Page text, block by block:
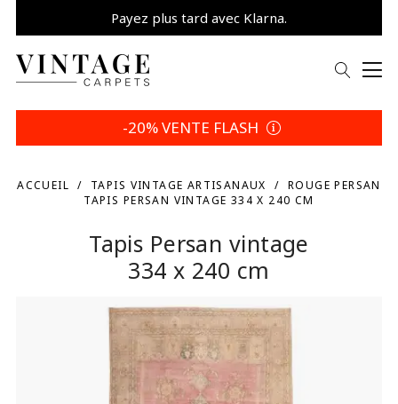
Promo -5% | Votre choix
Payez plus tard avec Klarna.
-20% VENTE FLASH
ACCUEIL TAPIS VINTAGE ARTISANAUX
ROUGE PERSAN
TAPIS PERSAN VINTAGE 334 X 240 CM
Tapis Persan vintage
334 x 240 cm